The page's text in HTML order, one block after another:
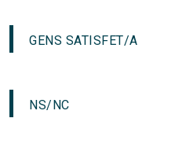
GENS SATISFET/A
NS/NC